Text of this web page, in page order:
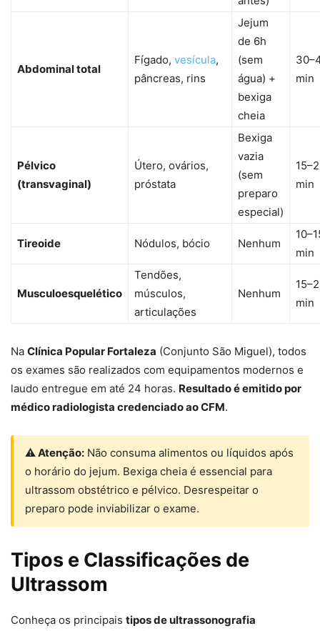
Abdominal total
Fígado, vesícula,
pâncreas, rins
Jejum
de 6h
(sem
água) +
bexiga
cheia
min
Pélvico
(transvaginal)
Útero, ovários,
próstata
Bexiga
vazia
(sem
preparo
especial)
min
Tireoide Nódulos, bócio Nenhum
min
Musculoesquelético
Tendões,
músculos,
articulações
Nenhum
min
Na Clínica Popular Fortaleza (Conjunto São Miguel), todos
os exames são realizados com equipamentos modernos e
laudo entregue em até 24 horas. Resultado é emitido por
médico radiologista credenciado ao CFM.
⚠ Atenção: Não consuma alimentos ou líquidos após
o horário do jejum. Bexiga cheia é essencial para
ultrassom obstétrico e pélvico. Desrespeitar o
preparo pode inviabilizar o exame.
Tipos e Classificações de
Ultrassom
Conheça os principais tipos de ultrassonografia